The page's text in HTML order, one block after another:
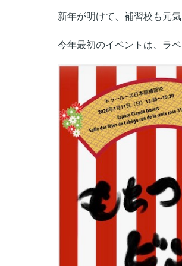
新年が明けて、補習校も元
今年最初のイベントは、ラ